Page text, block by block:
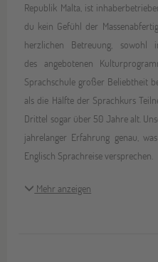
Republik Malta, ist
du kein Gefühl der
herzlichen Betreuung,
des angebotenen
Sprachschule großer Beliebtheit
als die Hälfte der Sprachkurs
Drittel sogar über 50 Jahre alt.
jahrelanger Erfahrung genau,
Englisch Sprachreise versprechen.
Mehr anzeigen